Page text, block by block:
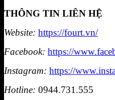
THÔNG TIN LIÊN HỆ
Website: https://fourt.vn/
Facebook: https://
Instagram: https://
Hotline: 0944.731.555